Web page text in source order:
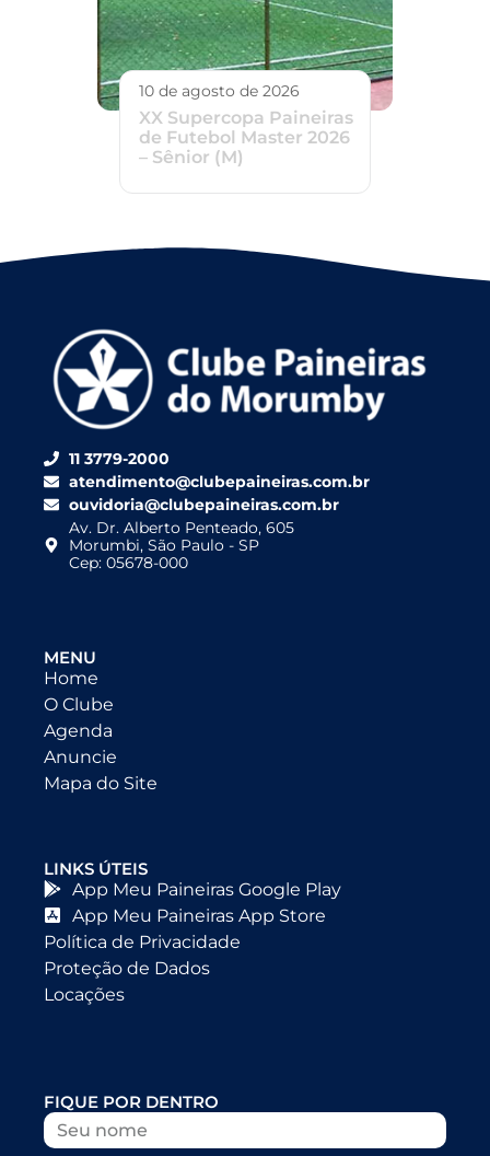
10 de agosto de 2026
XX Supercopa Paineiras
de Futebol Master 2026
– Sênior (M)
11 3779-2000
atendimento@clubepaineiras.com.br
ouvidoria@clubepaineiras.com.br
Av. Dr. Alberto Penteado, 605
Morumbi, São Paulo - SP
Cep: 05678-000
MENU
Home
O Clube
Agenda
Anuncie
Mapa do Site
LINKS ÚTEIS
App Meu Paineiras Google Play
App Meu Paineiras App Store
Política de Privacidade
Proteção de Dados
Locações
FIQUE POR DENTRO